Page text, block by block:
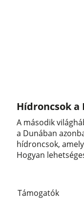
Hídroncsok a
A második
a Dunában
hídroncsok,
Hogyan
Támogatók